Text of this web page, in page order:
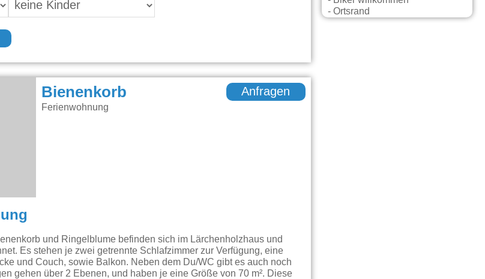
Bienenkorb
Ferienwohnung
Anfragen
und Ringelblume befinden sich im Lärchenholzhaus und
Es stehen je zwei getrennte Schlafzimmer zur Verfügung, eine
und Couch, sowie Balkon. Neben dem Du/WC gibt es auch noch
gehen über 2 Ebenen, und haben je eine Größe von 70 m². Diese
- Ortsrand